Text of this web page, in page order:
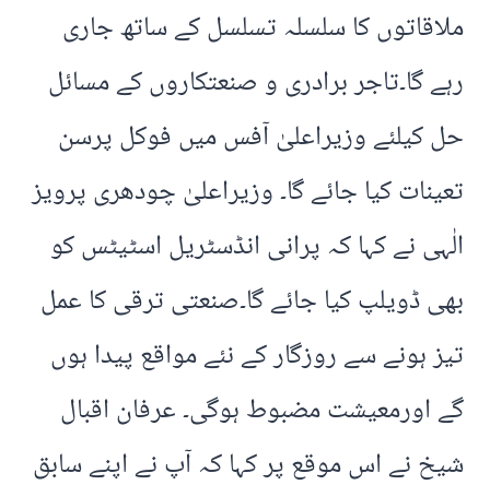
ملاقاتوں کا سلسلہ تسلسل کے ساتھ جاری
رہے گا۔تاجر برادری و صنعتکاروں کے مسائل
حل کیلئے وزیراعلیٰ آفس میں فوکل پرسن
تعینات کیا جائے گا۔ وزیراعلیٰ چودھری پرویز
الٰہی نے کہا کہ پرانی انڈسٹریل اسٹیٹس کو
بھی ڈویلپ کیا جائے گا۔صنعتی ترقی کا عمل
تیز ہونے سے روزگار کے نئے مواقع پیدا ہوں
گے اورمعیشت مضبوط ہوگی۔ عرفان اقبال
شیخ نے اس موقع پر کہا کہ آپ نے اپنے سابق